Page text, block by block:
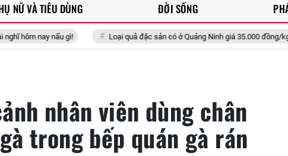
Loại quả đặc sản có ở Quảng Ninh giá 35.000 đồng/kg, trồng một lần ăn
NỮ VÀ TIÊU DÙNG ĐỜI SỐNG
nhân viên dùng chân
trong bếp quán gà rán